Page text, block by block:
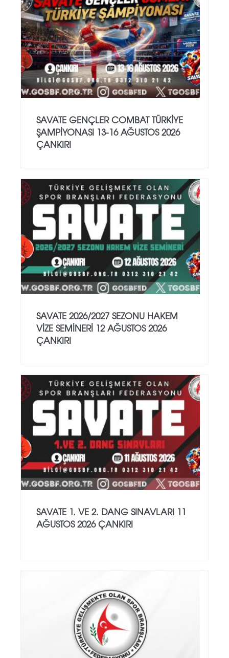
SAVATE GENÇLER COMBAT TÜRKİYE
ŞAMPİYONASI 13-16 AĞUSTOS 2026
ÇANKIRI
SAVATE 2026/2027 SEZONU HAKEM
VİZE SEMİNERİ 12 AĞUSTOS 2026
ÇANKIRI
SAVATE 1. VE 2. DANG SINAVLARI 11
AĞUSTOS 2026 ÇANKIRI